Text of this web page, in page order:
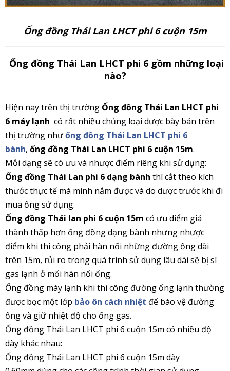
Ống đồng Thái Lan LHCT phi 6 cuộn 15m
Ống đồng Thái Lan LHCT phi 6 gồm những loại
nào?
Hiện nay trên thị trường Ống đồng Thái Lan LHCT phi
6 máy lạnh có rất nhiều chủng loại dược bày bán trên
thị trường nhưống đồng Thái Lan LHCT phi 6
bành, ống đồng Thái Lan LHCT phi 6 cuộn 15m.
Mỗi dạng sẽ có ưu và nhược điểm riêng khi sử dụng:
Ống đồng Thái Lan phi 6 dạng bành thì cắt theo kích
thước thực tế mà mình nắm được và do dược trước khi đi
mua ống sử dụng.
Ống đồng Thái lan phi 6 cuộn 15m có ưu diểm giá
thành thấp hơn ống đồng dạng bành nhưng nhược
điểm khi thi công phải hàn nối những đường ống dài
trên 15m, rủi ro trong quá trình sử dụng lâu dài sẽ bị sì
gas lạnh ở mối hàn nối ống.
Ống đồng máy lạnh khi thi công đường ống lạnh thường
được bọc một lớp bảo ôn cách nhiệt để bào vệ đường
ống và giữ nhiệt độ cho ống gas.
Ống đồng Thái Lan LHCT phi 6 cuộn 15m có nhiều độ
dày khác nhau:
Ống đồng Thái Lan LHCT phi 6 cuộn 15m dày